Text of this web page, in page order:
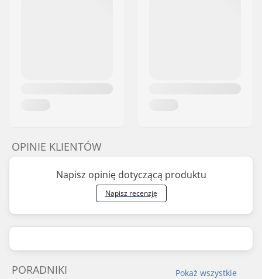
OPINIE KLIENTÓW
Napisz opinię dotyczącą produktu
Napisz recenzję
Pokaż wszystkie
PORADNIKI